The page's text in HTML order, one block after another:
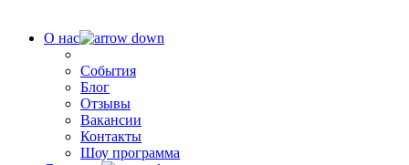
О нас
События
Блог
Отзывы
Вакансии
Контакты
Шоу программа